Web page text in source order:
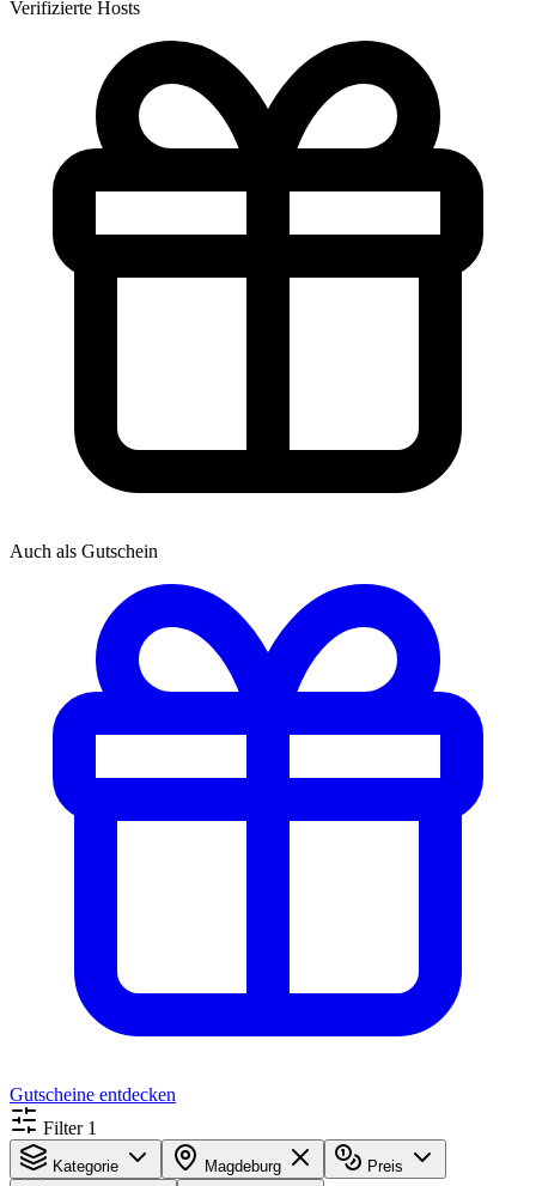
Verifizierte Hosts
Auch als Gutschein
Gutscheine entdecken
Filter 1
Kategorie Magdeburg Preis